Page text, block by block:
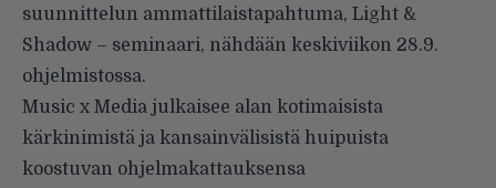
suunnittelun ammattilaistapahtuma, Light &
Shadow – seminaari, nähdään keskiviikon 28.9.
ohjelmistossa.
Music x Media julkaisee alan kotimaisista
kärkinimistä ja kansainvälisistä huipuista
koostuvan ohjelmakattauksensa